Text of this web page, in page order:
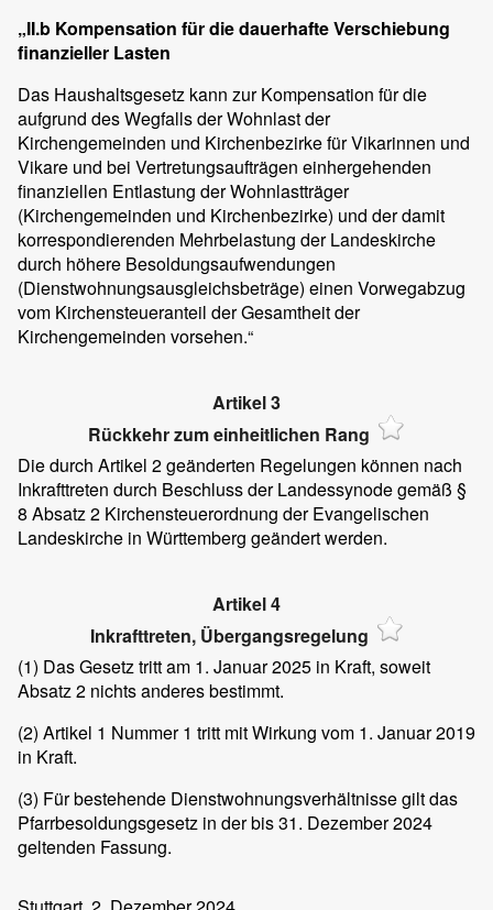
„II.b Kompensation für die dauerhafte Verschiebung
finanzieller Lasten
Das Haushaltsgesetz kann zur Kompensation für die
aufgrund des Wegfalls der Wohnlast der
Kirchengemeinden und Kirchenbezirke für Vikarinnen und
Vikare und bei Vertretungsaufträgen einhergehenden
finanziellen Entlastung der Wohnlastträger
(Kirchengemeinden und Kirchenbezirke) und der damit
korrespondierenden Mehrbelastung der Landeskirche
durch höhere Besoldungsaufwendungen
(Dienstwohnungsausgleichsbeträge) einen Vorwegabzug
vom Kirchensteueranteil der Gesamtheit der
Kirchengemeinden vorsehen.“
Artikel 3
Rückkehr zum einheitlichen Rang
Die durch Artikel 2 geänderten Regelungen können nach
Inkrafttreten durch Beschluss der Landessynode gemäß §
8 Absatz 2 Kirchensteuerordnung der Evangelischen
Landeskirche in Württemberg geändert werden.
Artikel 4
Inkrafttreten, Übergangsregelung
(1) Das Gesetz tritt am 1. Januar 2025 in Kraft, soweit
Absatz 2 nichts anderes bestimmt.
(2) Artikel 1 Nummer 1 tritt mit Wirkung vom 1. Januar 2019
in Kraft.
(3) Für bestehende Dienstwohnungsverhältnisse gilt das
Pfarrbesoldungsgesetz in der bis 31. Dezember 2024
geltenden Fassung.